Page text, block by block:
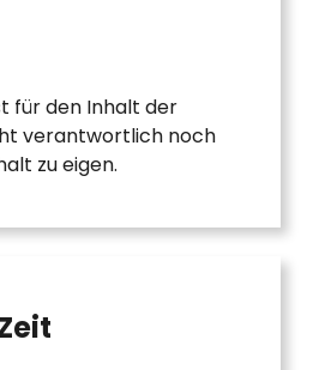
für den Inhalt der
verantwortlich noch
zu eigen.